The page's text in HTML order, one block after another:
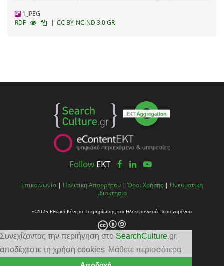
Συνεχίζοντας την περιήγηση στο SearchCulture.gr,
αποδέχεστε τη χρήση cookies Μάθετε περισσότερα
1 JPEG
RDF
| CC BY-NC-ND 3.0 GR
Follow EKT
Επικοινωνία | Πολιτική Απορρήτου | Όροι Χρήσης | Πνευματική
ιδιοκτησία
©2025 Εθνικό Κέντρο Τεκμηρίωσης και Ηλεκτρονικού Περιεχομένου